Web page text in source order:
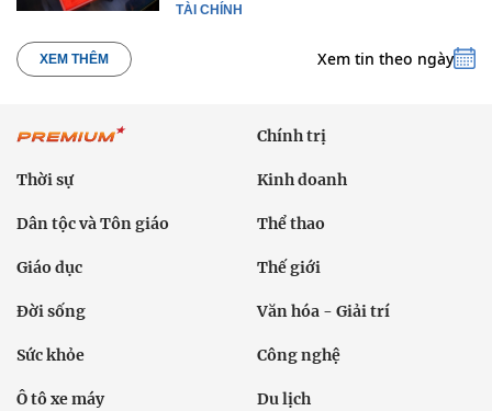
TÀI CHÍNH
XEM THÊM Xem tin theo ngày
Chính trị
Thời sự Kinh doanh
Dân tộc và Tôn giáo Thể thao
Giáo dục Thế giới
Đời sống Văn hóa - Giải trí
Sức khỏe Công nghệ
Ô tô xe máy Du lịch